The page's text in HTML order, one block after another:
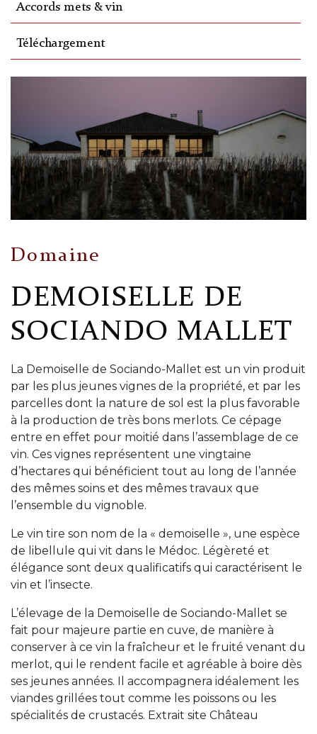
Accords mets & vin
Téléchargement
Domaine
DEMOISELLE DE
SOCIANDO MALLET
La Demoiselle de Sociando-Mallet est un vin produit
par les plus jeunes vignes de la propriété, et par les
parcelles dont la nature de sol est la plus favorable
à la production de très bons merlots. Ce cépage
entre en effet pour moitié dans l’assemblage de ce
vin. Ces vignes représentent une vingtaine
d’hectares qui bénéficient tout au long de l’année
des mêmes soins et des mêmes travaux que
l’ensemble du vignoble.
Le vin tire son nom de la « demoiselle », une espèce
de libellule qui vit dans le Médoc. Légèreté et
élégance sont deux qualificatifs qui caractérisent le
vin et l’insecte.
L’élevage de la Demoiselle de Sociando-Mallet se
fait pour majeure partie en cuve, de manière à
conserver à ce vin la fraîcheur et le fruité venant du
merlot, qui le rendent facile et agréable à boire dès
ses jeunes années. Il accompagnera idéalement les
viandes grillées tout comme les poissons ou les
spécialités de crustacés. Extrait site Château